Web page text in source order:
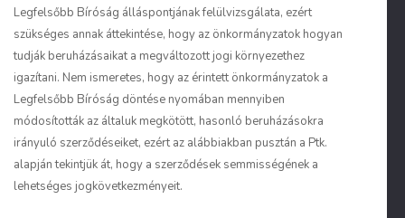
Legfelsőbb Bíróság álláspontjának felülvizsgálata, ezért
szükséges annak áttekintése, hogy az önkormányzatok hogyan
tudják beruházásaikat a megváltozott jogi környezethez
igazítani. Nem ismeretes, hogy az érintett önkormányzatok a
Legfelsőbb Bíróság döntése nyomában mennyiben
módosították az általuk megkötött, hasonló beruházásokra
irányuló szerződéseiket, ezért az alábbiakban pusztán a Ptk.
alapján tekintjük át, hogy a szerződések semmisségének a
lehetséges jogkövetkezményeit.